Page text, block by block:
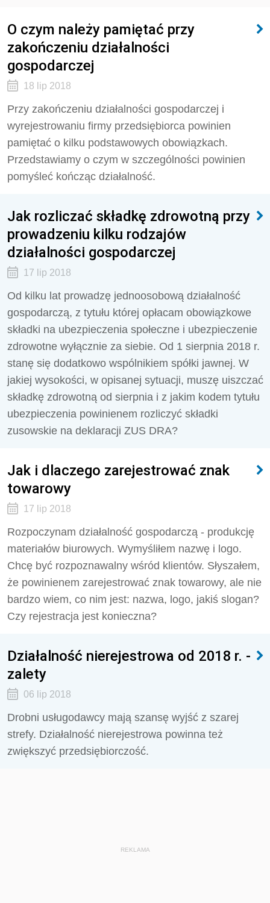
O czym należy pamiętać przy
zakończeniu działalności
gospodarczej
18 lip 2018
Przy zakończeniu działalności gospodarczej i
wyrejestrowaniu firmy przedsiębiorca powinien
pamiętać o kilku podstawowych obowiązkach.
Przedstawiamy o czym w szczególności powinien
pomyśleć kończąc działalność.
Jak rozliczać składkę zdrowotną przy
prowadzeniu kilku rodzajów
działalności gospodarczej
17 lip 2018
Od kilku lat prowadzę jednoosobową działalność
gospodarczą, z tytułu której opłacam obowiązkowe
składki na ubezpieczenia społeczne i ubezpieczenie
zdrowotne wyłącznie za siebie. Od 1 sierpnia 2018 r.
stanę się dodatkowo wspólnikiem spółki jawnej. W
jakiej wysokości, w opisanej sytuacji, muszę uiszczać
składkę zdrowotną od sierpnia i z jakim kodem tytułu
ubezpieczenia powinienem rozliczyć składki
zusowskie na deklaracji ZUS DRA?
Jak i dlaczego zarejestrować znak
towarowy
17 lip 2018
Rozpoczynam działalność gospodarczą - produkcję
materiałów biurowych. Wymyśliłem nazwę i logo.
Chcę być rozpoznawalny wśród klientów. Słyszałem,
że powinienem zarejestrować znak towarowy, ale nie
bardzo wiem, co nim jest: nazwa, logo, jakiś slogan?
Czy rejestracja jest konieczna?
Działalność nierejestrowa od 2018 r. -
zalety
06 lip 2018
Drobni usługodawcy mają szansę wyjść z szarej
strefy. Działalność nierejestrowa powinna też
zwiększyć przedsiębiorczość.
REKLAMA